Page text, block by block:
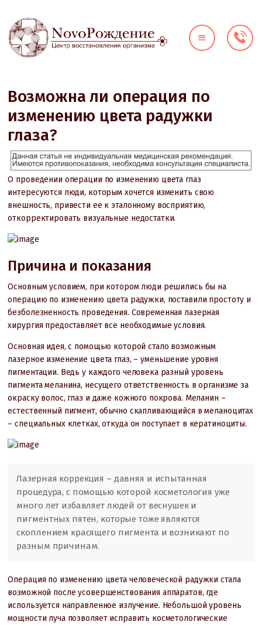
НАПРАВЛЕНИЯ
ВРАЧИ
КОНТАКТЫ
Возможна ли операция по
изменению цвета радужки
глаза?
О проведении операции по изменению цвета глаз
интересуются люди, которым хочется изменить свою
внешность, привести ее к эталонному восприятию,
откорректировать визуальные недостатки.
Причина и показания
Основным условием, при котором люди решились бы на
операцию по изменению цвета радужки, поставили простоту и
безболезненность проведения. Современная лазерная
хирургия предоставляет все необходимые условия.
Основная идея, с помощью которой стало возможным
лазерное изменение цвета глаз, – уменьшение уровня
пигментации. Ведь у каждого человека разный уровень
пигмента меланина, несущего ответственность в организме за
окраску волос, глаз и даже кожного покрова. Меланин –
естественный пигмент, обычно скапливающийся в меланоцитах
– специальных клетках, откуда он поступает в кератиноциты.
Лазерная коррекция – давняя и испытанная
процедура, с помощью которой косметология уже
много лет избавляет людей от веснушек и
пигментных пятен, которые тоже являются
скоплением красящего пигмента и возникают по
разным причинам.
Операция по изменению цвета человеческой радужки стала
возможной после усовершенствования аппаратов, где
используется направленное излучение. Небольшой уровень
мощности луча позволяет исправить косметологические